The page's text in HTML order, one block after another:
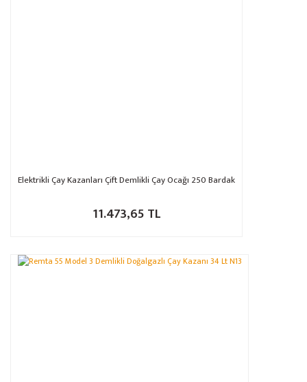
Elektrikli Çay Kazanları Çift Demlikli Çay Ocağı 250 Bardak
11.473,65 TL